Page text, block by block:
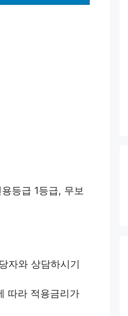
등급 1등급, 무보
자와 상담하시기
따라 적용금리가